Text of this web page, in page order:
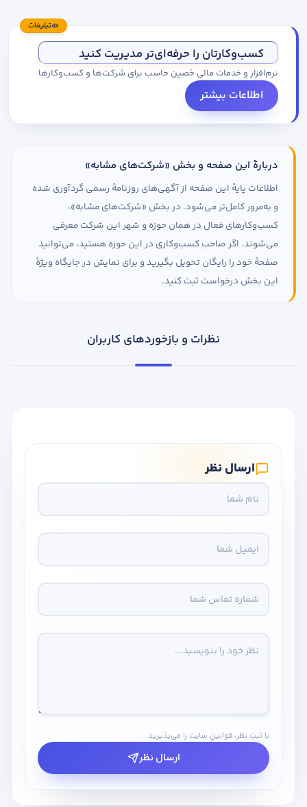
تبلیغات
کسب‌وکارتان را حرفه‌ای‌تر مدیریت کنید
نرم‌افزار و خدمات مالی حَصین حاسب برای شرکت‌ها و کسب‌وکارها
اطلاعات بیشتر
دربارهٔ این صفحه و بخش «شرکت‌های مشابه»
اطلاعات پایهٔ این صفحه از آگهی‌های روزنامهٔ رسمی گردآوری شده
و به‌مرور کامل‌تر می‌شود. در بخش «شرکت‌های مشابه»،
کسب‌وکارهای فعال در همان حوزه و شهر این شرکت معرفی
می‌شوند. اگر صاحب کسب‌وکاری در این حوزه هستید، می‌توانید
صفحهٔ خود را رایگان تحویل بگیرید و برای نمایش در جایگاه ویژهٔ
این بخش درخواست ثبت کنید.
نظرات و بازخوردهای کاربران
ارسال نظر
با ثبتِ نظر، قوانینِ سایت را می‌پذیرید.
ارسال نظر